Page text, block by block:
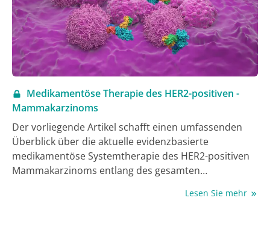
Medikamentöse Therapie des ​HER2-positiven ­
Mammakarzinoms
Der vorliegende Artikel schafft einen umfassenden
Überblick über die aktuelle evidenzbasierte
medikamentöse Systemtherapie des HER2-positiven
Mammakarzinoms entlang des gesamten
stehen dabei neue neoadjuvante sowieLesen Sie mehr